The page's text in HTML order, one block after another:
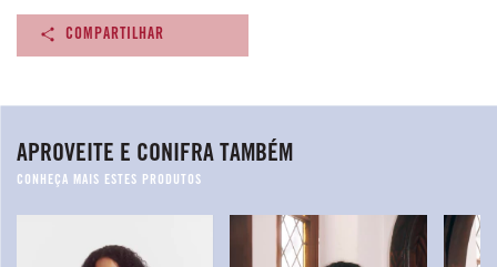
COMPARTILHAR
APROVEITE E CONIFRA TAMBÉM